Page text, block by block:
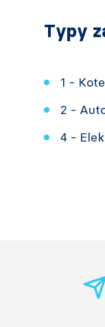
Typy
1 -
2 -
4 -